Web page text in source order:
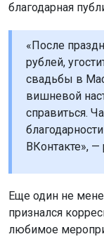
благодарная
«После
рублей,
свадьбы в
вишневой
справиться.
ВКонтакте»,
Еще один не
признался
любимое